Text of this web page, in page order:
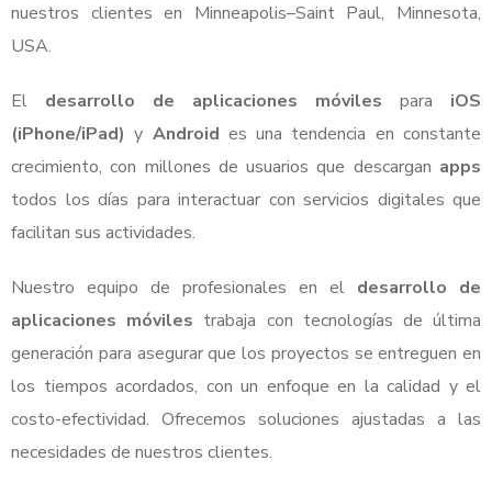
nuestros clientes en Minneapolis–Saint Paul, Minnesota,
USA.
El desarrollo de aplicaciones móviles para iOS
(iPhone/iPad) y Android es una tendencia en constante
crecimiento, con millones de usuarios que descargan apps
todos los días para interactuar con servicios digitales que
facilitan sus actividades.
Nuestro equipo de profesionales en el desarrollo de
aplicaciones móviles trabaja con tecnologías de última
generación para asegurar que los proyectos se entreguen en
los tiempos acordados, con un enfoque en la calidad y el
costo-efectividad. Ofrecemos soluciones ajustadas a las
necesidades de nuestros clientes.